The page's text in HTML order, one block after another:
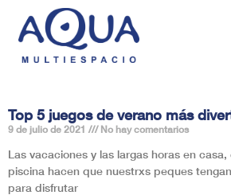
Top 5 juegos de verano más
9 de julio de 2021 No hay comentarios
Las vacaciones y las largas horas en casa,
piscina hacen que nuestrxs peques
para disfrutar